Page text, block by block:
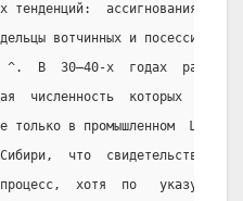
тенденций:  ассигнования
вотчинных и
^.  В  30—40-х  годах
численность  которых  к
только в промышленном
что
процесс,  хотя  по   указу